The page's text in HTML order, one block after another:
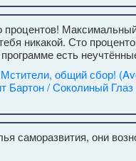
никакой. Сто
есть
общий сбор!
Бартон / Соколиный
саморазвития, они